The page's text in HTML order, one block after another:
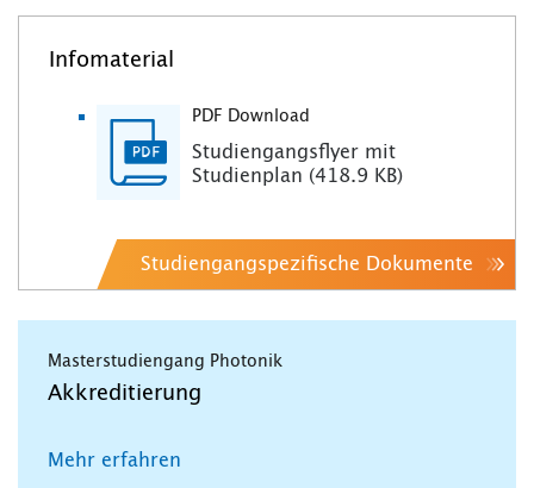
Infomaterial
PDF Download
Studiengangsflyer mit
Studienplan (418.9 KB)
Studiengangspezifische Dokumente
Masterstudiengang Photonik
Akkreditierung
Mehr erfahren